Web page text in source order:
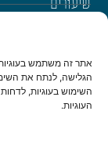
הגלישה, לנתח את
השימוש בעוגיות,
העוגיות.
שיעורים